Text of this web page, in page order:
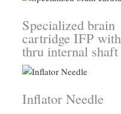
Specialized brain
cartridge IFP with
thru internal shaft
Inflator Needle